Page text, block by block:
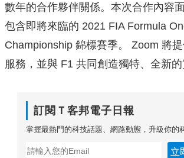
數年的合作夥伴關係。本次合作內容
包含即將來臨的 2021 FIA Formula
Championship 錦標賽季。 Zoom 將
服務，並與 F1 共同創造獨特、全新的
訂閱Ｔ客邦電子日報
掌握最熱門的科技話題、網路動態，升級你的
立